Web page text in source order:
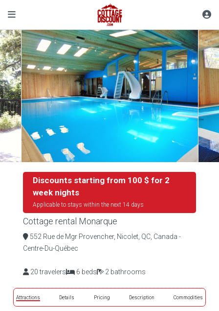
Discounts starting from 100 $ for 2
week nights
Applicable to stays within the next 14 days
Cottage rental Monarque
552 Rue de Mgr Provencher, Nicolet, QC, Canada -
Centre-Du-Québec
20 travelers 6 beds 2 bathrooms
Attractions Details Pricing Description Commodities